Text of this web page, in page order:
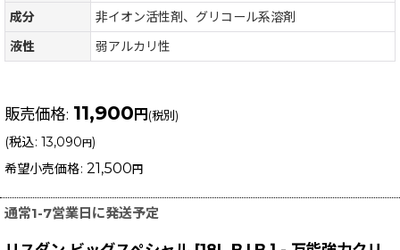
成分
非イオン活性剤、グリコール系溶剤
液性
弱アルカリ性
販売価格: 11,900 円 (税別)
(税込: 13,090 円)
希望小売価格: 21,500 円
通常1-7営業日に発送予定